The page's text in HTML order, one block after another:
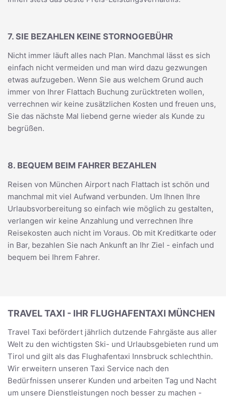
7. SIE BEZAHLEN KEINE STORNOGEBÜHR
Nicht immer läuft alles nach Plan. Manchmal lässt es sich
einfach nicht vermeiden und man wird dazu gezwungen
etwas aufzugeben. Wenn Sie aus welchem Grund auch
immer von Ihrer Flattach Buchung zurücktreten wollen,
verrechnen wir keine zusätzlichen Kosten und freuen uns,
Sie das nächste Mal liebend gerne wieder als Kunde zu
begrüßen.
8. BEQUEM BEIM FAHRER BEZAHLEN
Reisen von München Airport nach Flattach ist schön und
manchmal mit viel Aufwand verbunden. Um Ihnen Ihre
Urlaubsvorbereitung so einfach wie möglich zu gestalten,
verlangen wir keine Anzahlung und verrechnen Ihre
Reisekosten auch nicht im Voraus. Ob mit Kreditkarte oder
in Bar, bezahlen Sie nach Ankunft an Ihr Ziel - einfach und
bequem bei Ihrem Fahrer.
TRAVEL TAXI - IHR FLUGHAFENTAXI MÜNCHEN
Travel Taxi befördert jährlich dutzende Fahrgäste aus aller
Welt zu den wichtigsten Ski- und Urlaubsgebieten rund um
Tirol und gilt als das Flughafentaxi Innsbruck schlechthin.
Wir erweitern unseren Taxi Service nach den
Bedürfnissen unserer Kunden und arbeiten Tag und Nacht
um unsere Dienstleistungen noch besser zu machen -